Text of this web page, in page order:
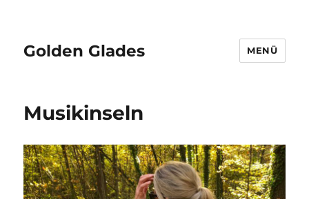
Golden Glades MENÜ
Musikinseln